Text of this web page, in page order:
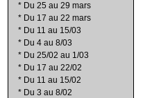
* Du 25 au 29 mars
* Du 17 au 22 mars
* Du 11 au 15/03
* Du 4 au 8/03
* Du 25/02 au 1/03
* Du 17 au 22/02
* Du 11 au 15/02
* Du 3 au 8/02